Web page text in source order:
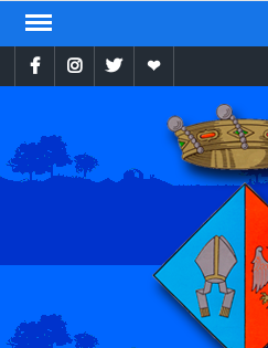
Skip
contentFacebookInstragram
TwitterEbando